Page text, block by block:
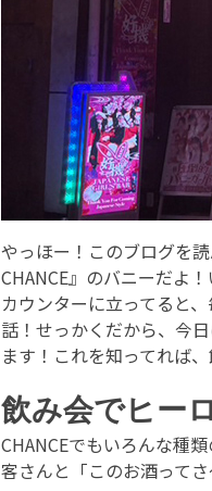
やっほー！このブログを
CHANCE』のバニーだよ
カウンターに立ってると
話！せっかくだから、今
ます！これを知ってれば
飲み会でヒー
CHANCEでもいろんな種
客さんと「このお酒って